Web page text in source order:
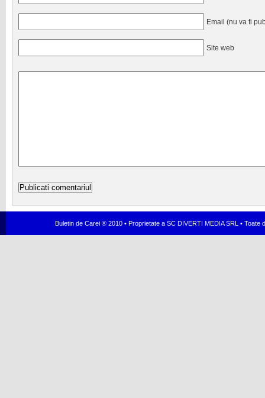
Email (nu va fi
Site web
Buletin de Carei ® 2010 • Proprietate a SC DIVERTI MEDIA SRL •